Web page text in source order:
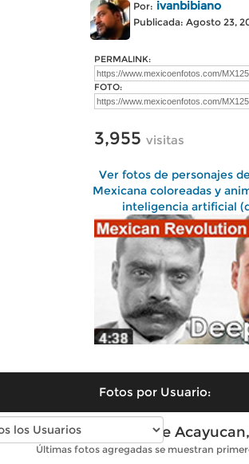
Por: ivanbibiano
Publicada: Agosto 23,
PERMALINK:
FOTO:
3,955 visitas
Ver fotos de personajes
Mexicana coloreadas y
inteligencia artificial
Fotos por Usuario:
Fotos antiguas de Acayucan,
Últimas fotos agregadas se muestran